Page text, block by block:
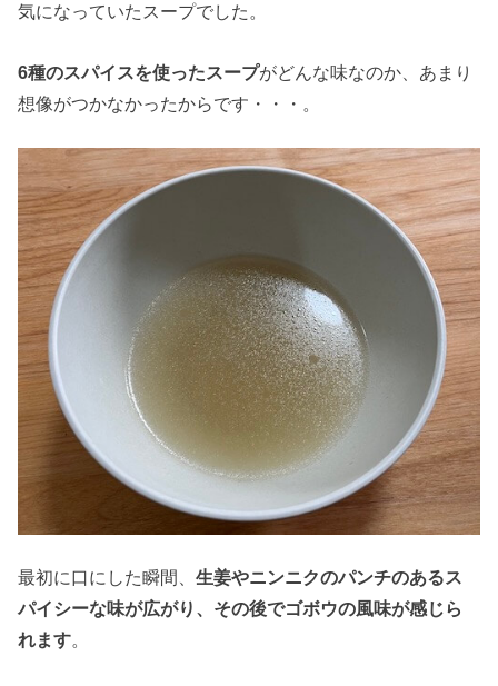
気になっていたスープでした。
6種のスパイスを使ったスープがどんな味なのか、あまり
想像がつかなかったからです・・・。
最初に口にした瞬間、生姜やニンニクのパンチのあるス
パイシーな味が広がり、その後でゴボウの風味が感じら
れます。